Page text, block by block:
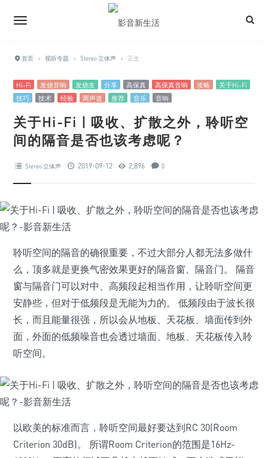
首页 › 视听专题 › Stereo 立体声 › 正文
Hi-Fi 发烧音响 发烧友 分享 高保真 高保真音响 攻略
关于Hi-Fi
技巧
技术 经验 两声道 推荐 音乐 音响
关于Hi-Fi | 吸收、扩散之外，聆听空
间的隔音是否也该考虑呢？
Stereo 立体声 2019-09-12 2,896 0
聆听空间的隔音的确很重要，不过大部分人都无法多做什
么，顶多就是更换气密效果更好的隔音窗、隔音门。 隔音
窗与隔音门可以对中、高频段起相当作用，让聆听空间更
安静些，但对于低频段是无能为力的。 低频段由于波长很
长，而且能量很强，所以会从地板、天花板、墙面传到外
面，外面的低频噪音也会透过墙面、地板、天花板传入聆
听空间。
以欧美的标准而言，聆听空间最好要达到RC 30(Room
Criterion 30dB)。 所谓Room Criterion的范围是16Hz-